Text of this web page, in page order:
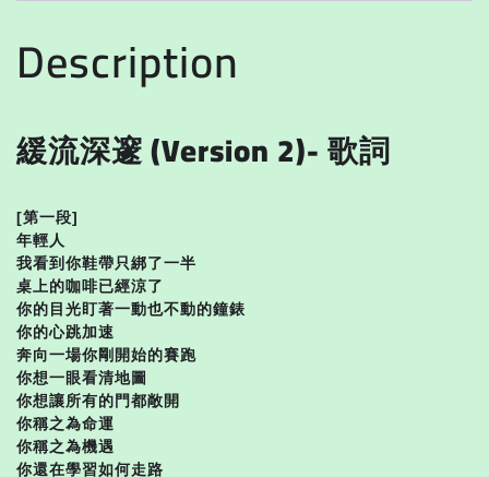
Description
緩流深邃 (Version 2)- 歌詞
[第一段]
年輕人
我看到你鞋帶只綁了一半
桌上的咖啡已經涼了
你的目光盯著一動也不動的鐘錶
你的心跳加速
奔向一場你剛開始的賽跑
你想一眼看清地圖
你想讓所有的門都敞開
你稱之為命運
你稱之為機遇
你還在學習如何走路